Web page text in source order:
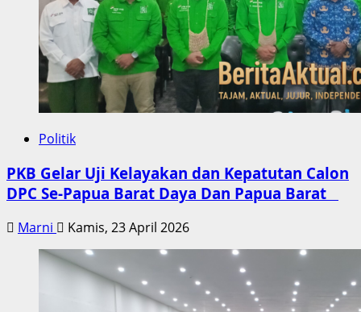
Politik
PKB Gelar Uji Kelayakan dan Kepatutan Calon
DPC Se-Papua Barat Daya Dan Papua Barat
Marni Kamis, 23 April 2026